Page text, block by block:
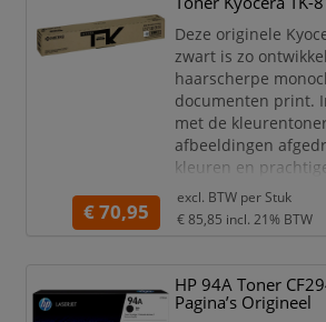
geschikt voor
kleine tot
Deze originele
zwart is zo
haarscherpe
documenten print.
met de
afbeeldingen
kleuren en
zijn hoge
12.000 pagina’s en
slechts af en toe
Type:
Soort: Toners
€ 70,95
excl. BTW per Stuk
€ 85,85 incl. 21% BTW
HP 94A Toner
Pagina’s Origineel